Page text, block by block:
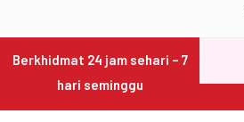
Berkhidmat 24 jam sehari – 7
hari seminggu